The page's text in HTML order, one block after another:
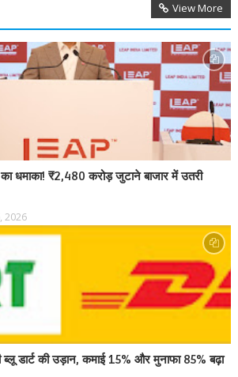
View More
धमाका! ₹2,480 करोड़ जुटाने बाजार में उतरी
2026
ब्लू डार्ट की उड़ान, कमाई 15% और मुनाफा 85% बढ़ा